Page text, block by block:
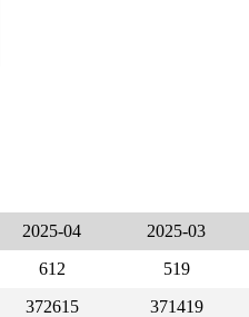
2025-04 2025-03
612 519
372615 371419